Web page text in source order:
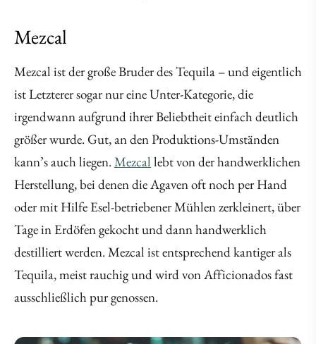
Mezcal
Mezcal ist der große Bruder des Tequila – und eigentlich
ist Letzterer sogar nur eine Unter-Kategorie, die
irgendwann aufgrund ihrer Beliebtheit einfach deutlich
größer wurde. Gut, an den Produktions-Umständen
kann’s auch liegen.Mezcal lebt von der handwerklichen
Herstellung, bei denen die Agaven oft noch per Hand
oder mit Hilfe Esel-betriebener Mühlen zerkleinert, über
Tage in Erdöfen gekocht und dann handwerklich
destilliert werden. Mezcal ist entsprechend kantiger als
Tequila, meist rauchig und wird von Afficionados fast
ausschließlich pur genossen.